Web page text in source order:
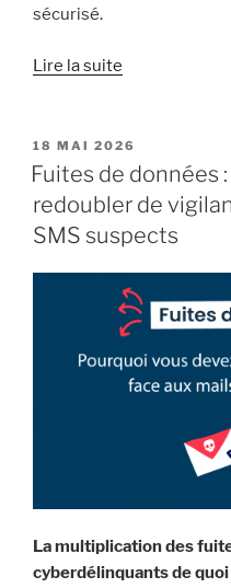
sécurisé.
Lire la suite
de
mots
PUBLIÉ
LE
18 MAI 2026
Fuites de données
redoubler de
SMS suspects
La multiplication des
cyberdélinquants de